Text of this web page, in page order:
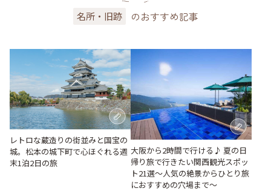
名所・旧跡 のおすすめ記事
レトロな蔵造りの街並みと国宝の
城。松本の城下町で心ほぐれる週
末1泊2日の旅
大阪から2時間で行ける♪ 夏の日
帰り旅で行きたい関西観光スポッ
ト21選～人気の絶景からひとり旅
におすすめの穴場まで～